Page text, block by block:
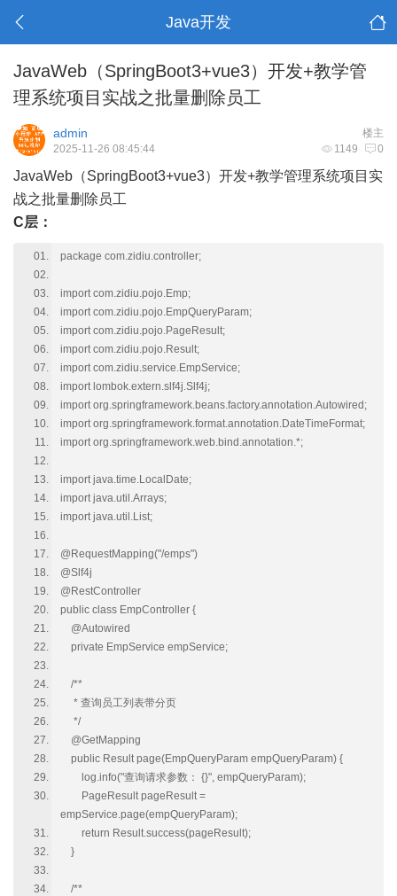
Java开发
JavaWeb（SpringBoot3+vue3）开发+教学管
理系统项目实战之批量删除员工
楼主
admin
1149 0
2025-11-26 08:45:44
JavaWeb（SpringBoot3+vue3）开发+教学管理系统项目实
战之批量删除员工
C层：
package com.zidiu.controller;
import com.zidiu.pojo.Emp;
import com.zidiu.pojo.EmpQueryParam;
import com.zidiu.pojo.PageResult;
import com.zidiu.pojo.Result;
import com.zidiu.service.EmpService;
import lombok.extern.slf4j.Slf4j;
import org.springframework.beans.factory.annotation.Autowired;
import org.springframework.format.annotation.DateTimeFormat;
import org.springframework.web.bind.annotation.*;
import java.time.LocalDate;
import java.util.Arrays;
import java.util.List;
@RequestMapping("/emps")
@Slf4j
@RestController
public class EmpController {
@Autowired
private EmpService empService;
/**
* 查询员工列表带分页
*/
@GetMapping
public Result page(EmpQueryParam empQueryParam) {
log.info("查询请求参数： {}", empQueryParam);
PageResult pageResult =
empService.page(empQueryParam);
return Result.success(pageResult);
}
/**